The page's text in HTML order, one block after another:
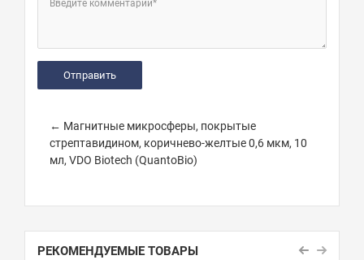
Введите комментарий*
← Магнитные микросферы, покрытые
стрептавидином, коричнево-желтые 0,6 мкм, 10
мл, VDO Biotech (QuantoBio)
РЕКОМЕНДУЕМЫЕ ТОВАРЫ